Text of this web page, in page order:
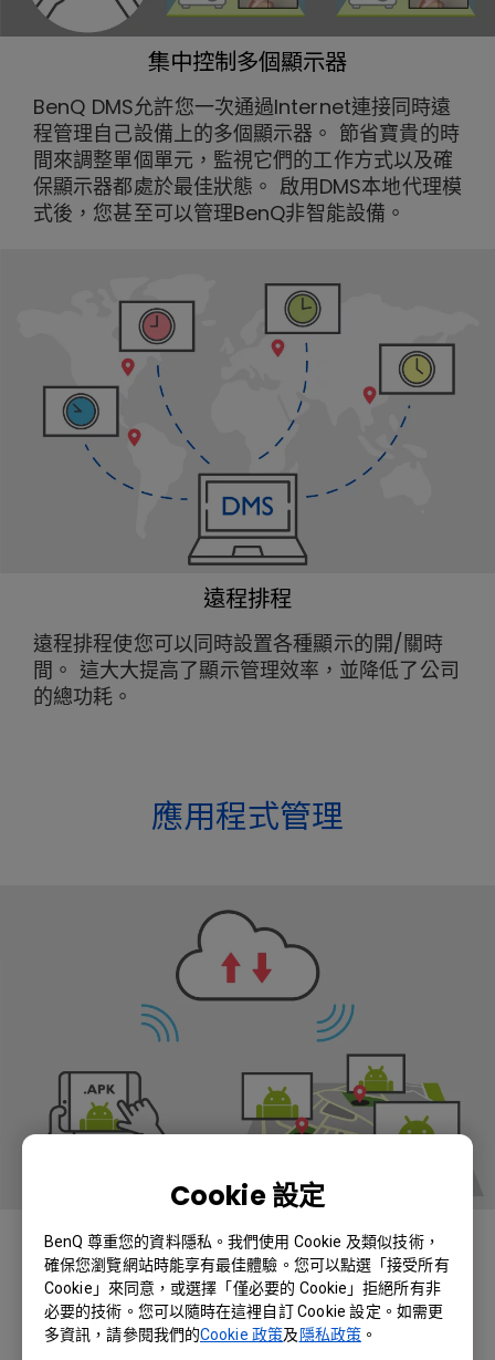
Cookie 設定
BenQ 尊重您的資料隱私。我們使用 Cookie 及類似技術，
確保您瀏覽網站時能享有最佳體驗。您可以點選「接受所有
Cookie」來同意，或選擇「僅必要的 Cookie」拒絕所有非
必要的技術。您可以隨時在這裡自訂 Cookie 設定。如需更
多資訊，請參閱我們的Cookie 政策及 隱私政策。
集中控制多個顯示器
BenQ DMS允許您一次通過Internet連接同時遠
程管理自己設備上的多個顯示器。 節省寶貴的時
間來調整單個單元，監視它們的工作方式以及確
保顯示器都處於最佳狀態。 啟用DMS本地代理模
式後，您甚至可以管理BenQ非智能設備。
遠程排程
遠程排程使您可以同時設置各種顯示的開/關時
間。 這大大提高了顯示管理效率，並降低了公司
的總功耗。
應用程式管理
一次性配置，全天候便捷
雲端使一切變得更簡單。 DMS Cloud是一種實
用軟件，可讓您通過BenQ的雲服務器自動將
Android™應用上傳，下載並安裝到顯示器上，